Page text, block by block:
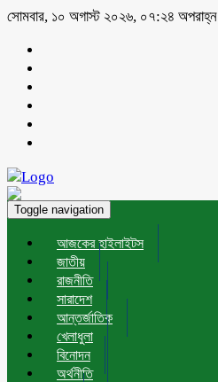
সোমবার, ১০ অগাস্ট ২০২৬, ০৭:২৪ অপরাহ্ন
Toggle navigation
আজকের হাইলাইটস
জাতীয়
রাজনীতি
সারাদেশ
আন্তর্জাতিক
খেলাধুলা
বিনোদন
অর্থনীতি